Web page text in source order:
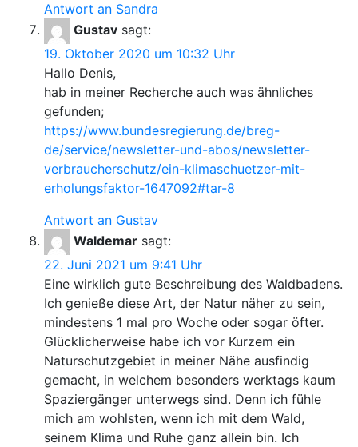
Antwort an Sandra
Gustav sagt:
19. Oktober 2020 um 10:32 Uhr
Hallo Denis,
hab in meiner Recherche auch was ähnliches
gefunden;
https://www.bundesregierung.de/breg-
de/service/newsletter-und-abos/newsletter-
verbraucherschutz/ein-klimaschuetzer-mit-
erholungsfaktor-1647092#tar-8
Antwort an Gustav
Waldemar sagt:
22. Juni 2021 um 9:41 Uhr
Eine wirklich gute Beschreibung des Waldbadens.
Ich genieße diese Art, der Natur näher zu sein,
mindestens 1 mal pro Woche oder sogar öfter.
Glücklicherweise habe ich vor Kurzem ein
Naturschutzgebiet in meiner Nähe ausfindig
gemacht, in welchem besonders werktags kaum
Spaziergänger unterwegs sind. Denn ich fühle
mich am wohlsten, wenn ich mit dem Wald,
seinem Klima und Ruhe ganz allein bin. Ich